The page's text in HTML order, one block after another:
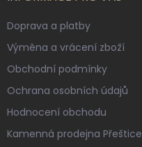
Doprava a platby
Výměna a vrácení zboží
Obchodní podmínky
Ochrana osobních údajů
Hodnocení obchodu
Kamenná prodejna Přeštice